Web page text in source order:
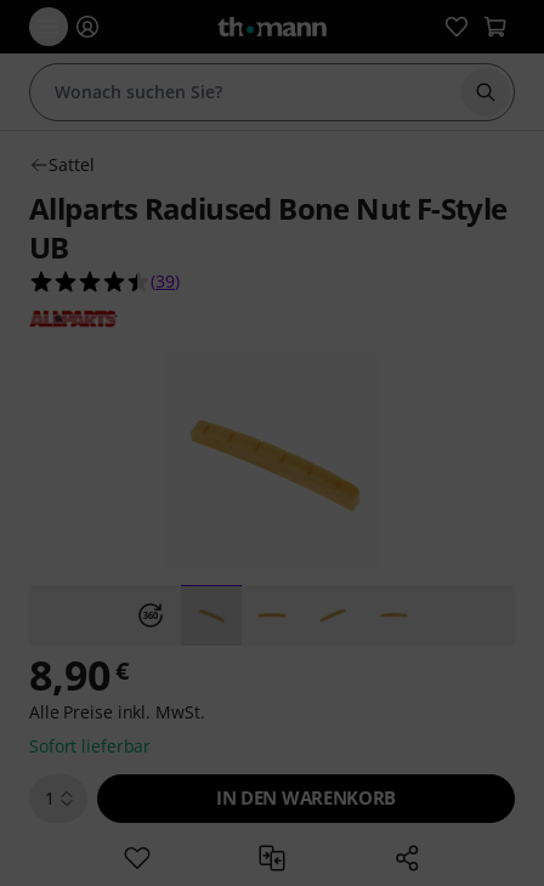
Suche
Sattel
Allparts Radiused Bone Nut F-Style
UB
4.5 von 5 Sternen aus 39 Kundenbewertungen
(39)
8,90€
Alle Preise inkl. MwSt.
Sofort lieferbar
1 IN DEN WARENKORB